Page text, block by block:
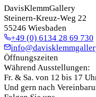
DavisKlemmGallery
Steinern-Kreuz-Weg 22
55246 Wiesbaden
+49 (0) 6134 28 69 730
Öffnungszeiten
Während Ausstellungen:
Fr. & Sa. von 12 bis 17
Und gern nach